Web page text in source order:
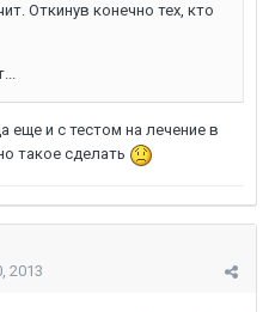
Откинув конечно тех, кто
еще и с тестом на лечение в
такое сделать
2013